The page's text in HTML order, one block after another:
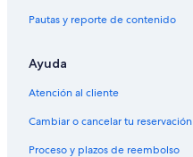
Pautas y reporte de contenido
Ayuda
Atención al cliente
Cambiar o cancelar tu reservación
Proceso y plazos de reembolso